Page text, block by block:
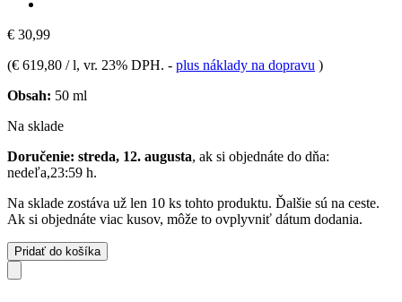
€ 30,99
(€ 619,80 / l, vr. 23% DPH. - plus náklady na dopravu )
Obsah: 50 ml
Na sklade
Doručenie: streda, 12. augusta, ak si objednáte do dňa:
nedeľa,23:59 h.
Na sklade zostáva už len 10 ks tohto produktu. Ďalšie sú na ceste.
Ak si objednáte viac kusov, môže to ovplyvniť dátum dodania.
Pridať do košíka